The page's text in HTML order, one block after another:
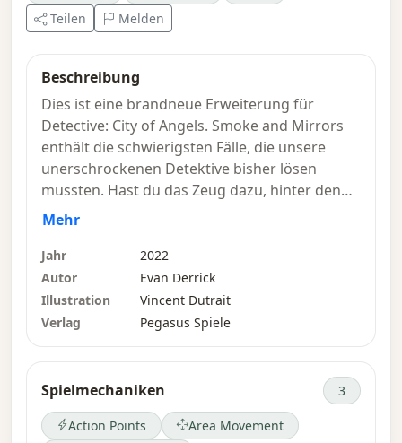
Teilen
Melden
Beschreibung
Dies ist eine brandneue Erweiterung für
Detective: City of Angels. Smoke and Mirrors
enthält die schwierigsten Fälle, die unsere
unerschrockenen Detektive bisher lösen
mussten. Hast du das Zeug dazu, hinter den
Nebelkerzen und Spiegeln zu blicken? –
Mehr
Jahr
2022
Autor
Evan Derrick
Illustration
Vincent Dutrait
Verlag
Pegasus Spiele
Spielmechaniken 3
Action Points
Area Movement